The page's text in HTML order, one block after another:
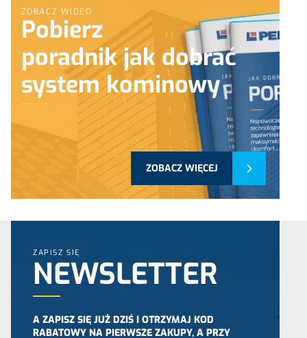
ZOBACZ WIDEO
Pobierz
poradnik jak dobrać
system kominowy
ZOBACZ WIĘCEJ
ZAPISZ SIĘ
NEWSLETTER
A ZAPISZ SIĘ JUŻ DZIŚ I OTRZYMAJ KOD
RABATOWY NA PIERWSZE ZAKUPY, A PRZY